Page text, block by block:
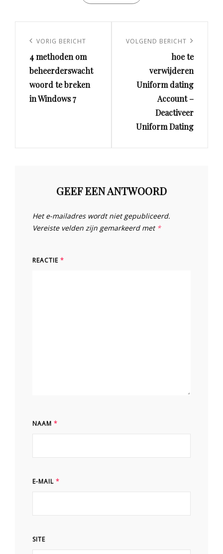
Vorig
bericht
VORIG BERICHT
4 methoden om
beheerderswacht
woord te breken
in Windows 7
Volgend
VOLGEND BERICHT
hoe te
verwijderen
Uniform dating
Account –
Deactiveer
Uniform Dating
GEEF EEN ANTWOORD
Het e-mailadres wordt niet gepubliceerd.
Vereiste velden zijn gemarkeerd met *
REACTIE *
NAAM *
E-MAIL *
SITE